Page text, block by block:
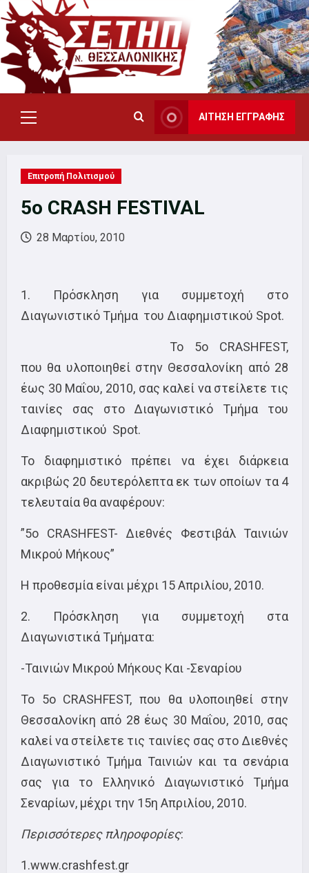
Skip
to
content
Primary
Menu
ΑΙΤΗΣΗ ΕΓΓΡΑΦΗΣ
Επιτροπή Πολιτισμού
5o CRASH FESTIVAL
28 Μαρτίου, 2010
1. Πρόσκληση για συμμετοχή στο
Διαγωνιστικό Τμήμα του Διαφημιστικού Spot.
Το 5o CRASHFEST,
που θα υλοποιηθεί στην Θεσσαλονίκη από 28
έως 30 Μαΐου, 2010, σας καλεί να στείλετε τις
ταινίες σας στο Διαγωνιστικό Τμήμα του
Διαφημιστικού Spot.
Το διαφημιστικό πρέπει να έχει διάρκεια
ακριβώς 20 δευτερόλεπτα εκ των οποίων τα 4
τελευταία θα αναφέρουν:
”5ο CRASHFEST- Διεθνές Φεστιβάλ Ταινιών
Μικρού Μήκους”
Η προθεσμία είναι μέχρι 15 Απριλίου, 2010.
2. Πρόσκληση για συμμετοχή στα
Διαγωνιστικά Τμήματα:
-Ταινιών Μικρού Μήκους Και -Σεναρίου
Το 5o CRASHFEST, που θα υλοποιηθεί στην
Θεσσαλονίκη από 28 έως 30 Μαΐου, 2010, σας
καλεί να στείλετε τις ταινίες σας στο Διεθνές
Διαγωνιστικό Τμήμα Ταινιών και τα σενάρια
σας για το Ελληνικό Διαγωνιστικό Τμήμα
Σεναρίων, μέχρι την 15η Απριλίου, 2010.
Περισσότερες πληροφορίες:
1.www.crashfest.gr